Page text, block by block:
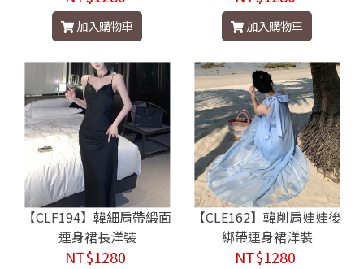
加入購物車 加入購物車
【CLF194】韓細肩帶緞面
連身裙長洋裝
NT$1280
【CLE162】韓削肩娃娃後
綁帶連身裙洋裝
NT$1280